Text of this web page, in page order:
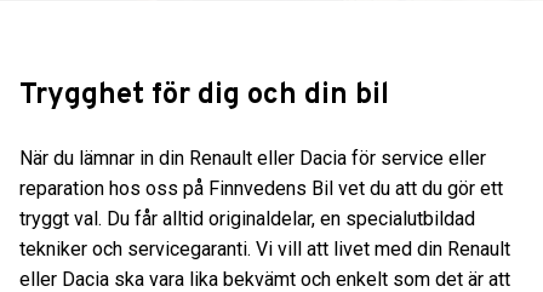
Trygghet för dig och din bil
När du lämnar in din Renault eller Dacia för service eller
reparation hos oss på Finnvedens Bil vet du att du gör ett
tryggt val. Du får alltid originaldelar, en specialutbildad
tekniker och servicegaranti. Vi vill att livet med din Renault
eller Dacia ska vara lika bekvämt och enkelt som det är att